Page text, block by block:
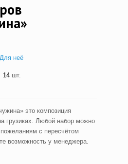
Для неё
14 шт.
это композиция
грузиках. Любой набор можно
с пересчётом
возможность у менеджера.